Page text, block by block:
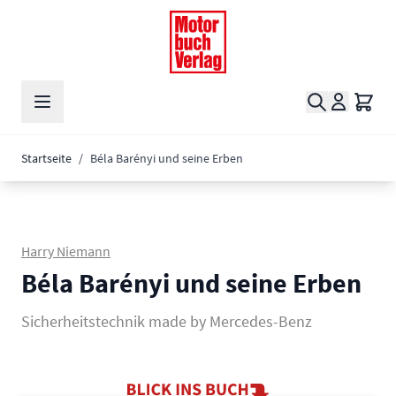
Suche
Startseite / Béla Barényi und seine Erben
Harry Niemann
Béla Barényi und seine Erben
Sicherheitstechnik made by Mercedes-Benz